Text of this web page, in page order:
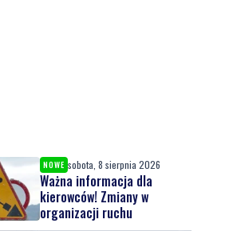
NOWE sobota, 8 sierpnia 2026
Ważna informacja dla
kierowców! Zmiany w
organizacji ruchu